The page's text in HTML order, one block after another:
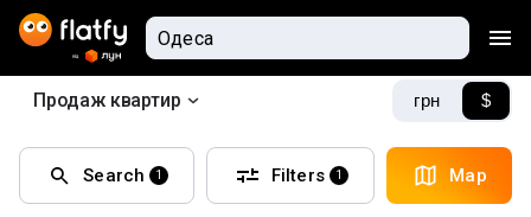
Продаж квартир грн $
Search 1 Filters 1 Map